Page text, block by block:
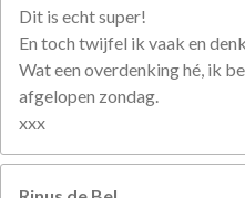
Dit is echt super!
En toch twijfel ik vaak en
Wat een overdenking hé, ik
afgelopen zondag.
xxx